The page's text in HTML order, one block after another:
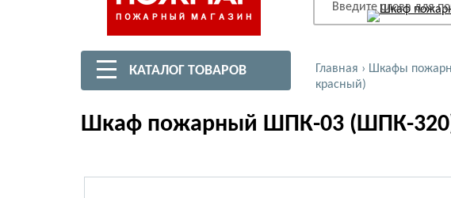
Введите слова для
КАТАЛОГ ТОВАРОВ Главная › Шкафы
красный)
Шкаф пожарный ШПК-03 (ШПК-